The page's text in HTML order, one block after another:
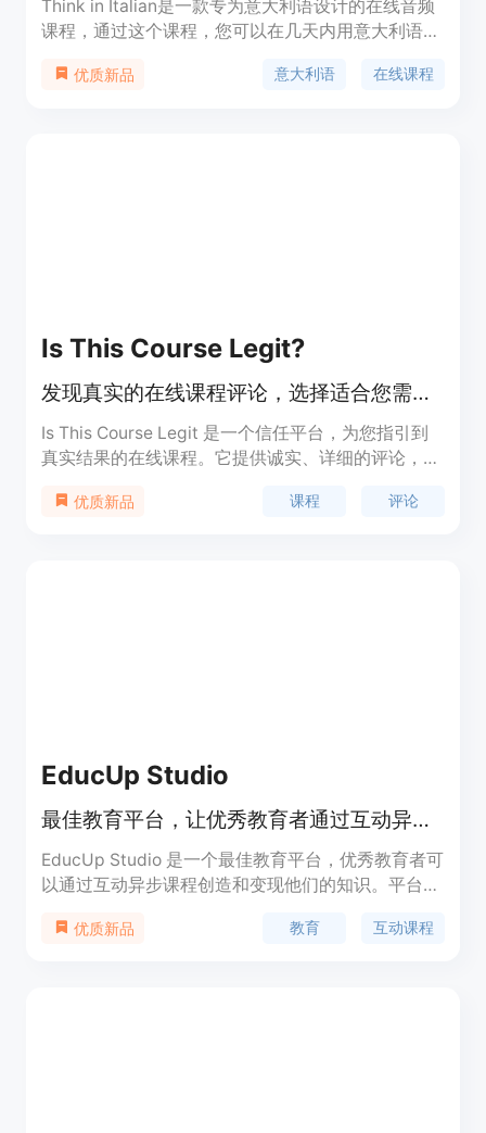
Think in Italian是一款专为意大利语设计的在线音频
课程，通过这个课程，您可以在几天内用意大利语思
口语和理解能力。这个课程还包括了文化背景知识，
优质新品 意大利语 在线课程
Is This Course Legit?
发现真实的在线课程评论，选择适合您需求的课程并避免欺诈。
Is This Course Legit 是一个信任平台，为您指引到
真实结果的在线课程。它提供诚实、详细的评论，帮
优质新品 课程 评论
EducUp Studio
最佳教育平台，让优秀教育者通过互动异步课程创造和变现知识
EducUp Studio 是一个最佳教育平台，优秀教育者可
以通过互动异步课程创造和变现他们的知识。平台提
具，灵活的定价和销售模式，高度互动的学习体验，
优质新品 教育 互动课程